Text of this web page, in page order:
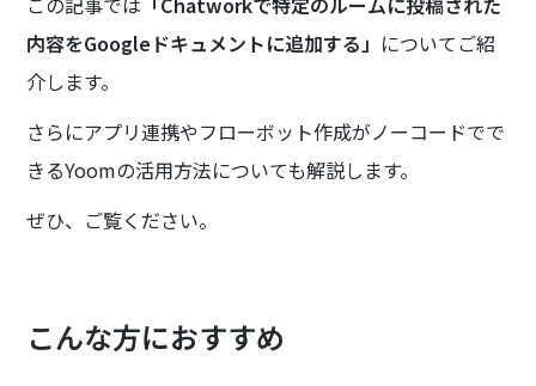
内容をGoogleドキュメントに追加する」 についてご紹
介します。
さらにアプリ連携やフローボット作成がノーコードでで
きるYoomの活用方法についても解説します。
ぜひ、ご覧ください。
こんな方におすすめ